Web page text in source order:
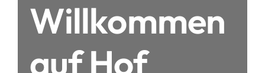
Willkommen
auf Hof